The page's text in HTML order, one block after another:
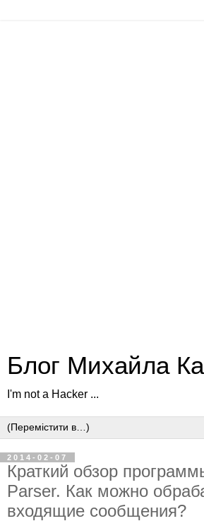
Блог Михайла
I'm not a Hacker ...
2014-02-07
Краткий обзор
Parser. Как можно
входящие сообщения?